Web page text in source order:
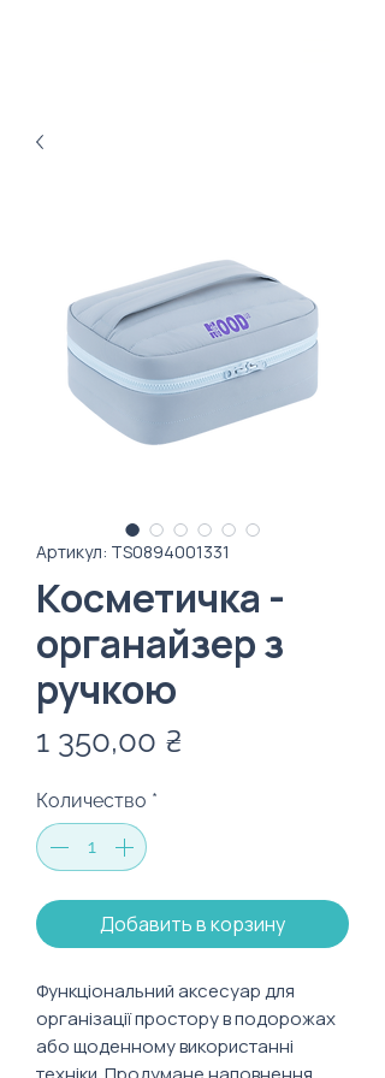
Артикул: TS0894001331
Косметичка -
органайзер з
ручкою
1 350,00 ₴
Количество *
Добавить в корзину
Функціональний аксесуар для
організації простору в подорожах
або щоденному використанні